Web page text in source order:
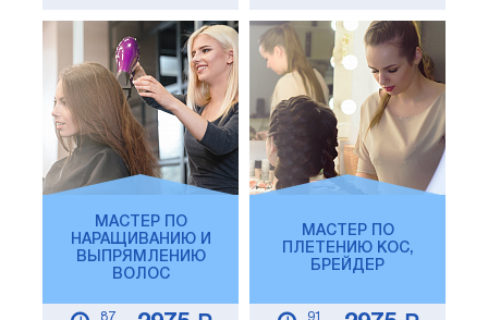
МАСТЕР ПО
НАРАЩИВАНИЮ И
ВЫПРЯМЛЕНИЮ
ВОЛОС
87
МАСТЕР ПО
ПЛЕТЕНИЮ КОС,
БРЕЙДЕР
91